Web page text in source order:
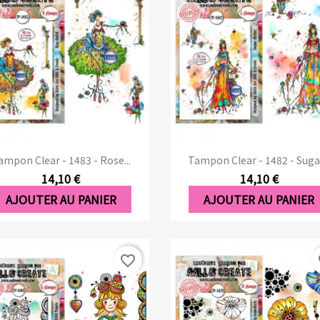
Clear - 1483 - Rose...
14,10 €
AJOUTER AU PANIER
Aperçu rapide Tampon Clear - 1482 -
14,10 €
AJOUTER AU PANIER
Aperçu rapide
favorite_border